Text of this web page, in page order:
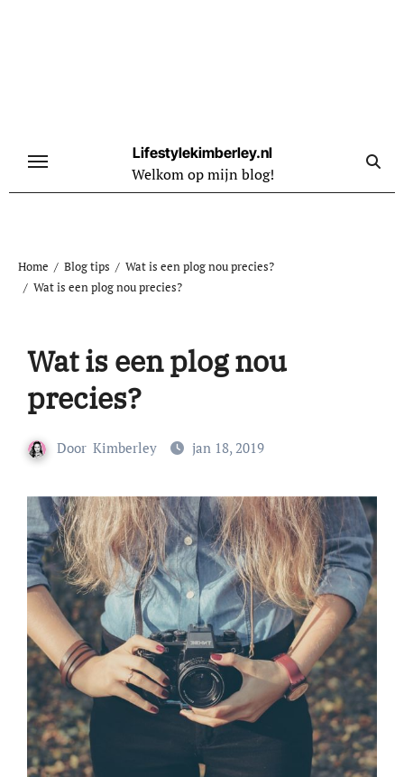
Lifestylekimberley.nl
Welkom op mijn blog!
Home Blog tips
Wat is een plog nou precies?
Wat is een plog nou precies?
Wat is een plog nou
precies?
Door Kimberley jan 18, 2019